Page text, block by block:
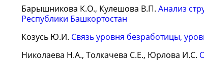
Барышникова К.О., Кулешова В.П. Анализ
Республики Башкортостан
Козусь Ю.И. Связь уровня безработицы,
Николаева Н.А., Толкачева С.Е., Юрлова И.С.